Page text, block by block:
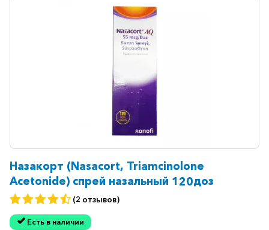
Назакорт (Nasacort, Triamcinolone
Acetonide) спрей назальный 120доз
(2 отзывов)
Есть в наличии